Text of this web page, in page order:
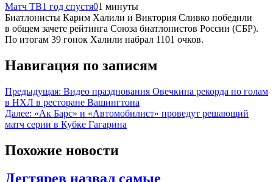
Матч ТВ1 год спустя01 минуты
Биатлонисты Карим Халили и Виктория Сливко победили
в общем зачете рейтинга Союза биатлонистов России (СБР).
По итогам 39 гонок Халили набрал 1101 очков.
Навигация по записям
Предыдущая: Видео празднования Овечкина рекорда по голам
в НХЛ в ресторане Вашингтона
Далее: «Ак Барс» и «Автомобилист» проведут решающий
матч серии в Кубке Гагарина
Похожие новости
Дегтярев назвал самые